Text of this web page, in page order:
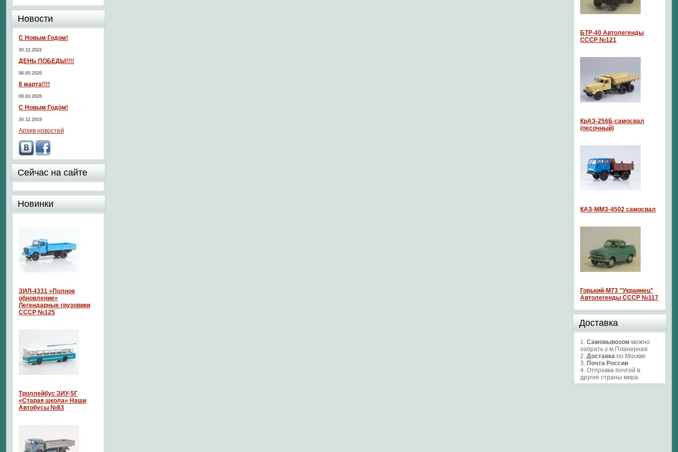
Новости
С Новым Годом!
30.12.2022
ДЕНЬ ПОБЕДЫ!!!!
08.05.2020
8 марта!!!!
08.03.2020
С Новым Годом!
30.12.2019
Архив новостей
Сейчас на сайте
Новинки
ЗИЛ-4331 «Полное
обновление»
Легендарные грузовики
СССР №125
Троллейбус ЗИУ-5Г
«Старая школа» Наши
Автобусы №83
БТР-40 Автолегенды
СССР №121
КрАЗ-256Б самосвал
(песочный)
КАЗ-ММЗ-4502 самосвал
Горький-М73 "Украинец"
Автолегенды СССР №117
Доставка
1. Самовывозом можно
забрать у м.Планерная
2. Доставка по Москве
3. Почта России
4. Отправка почтой в
другие страны мира